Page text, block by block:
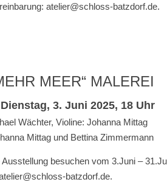
atelier@schloss-batzdorf.de.
MEER“ MALEREI
3. Juni 2025, 18 Uhr
Wächter, Violine: Johanna Mittag
Mittag und Bettina Zimmermann
Ausstellung besuchen vom 3.Juni –
batzdorf.de.